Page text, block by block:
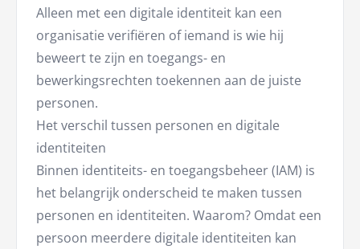
Alleen met een digitale identiteit kan een
organisatie verifiëren of iemand is wie hij
beweert te zijn en toegangs- en
bewerkingsrechten toekennen aan de juiste
personen.
Het verschil tussen personen en digitale
identiteiten
Binnen identiteits- en toegangsbeheer (IAM) is
het belangrijk onderscheid te maken tussen
personen en identiteiten. Waarom? Omdat een
persoon meerdere digitale identiteiten kan